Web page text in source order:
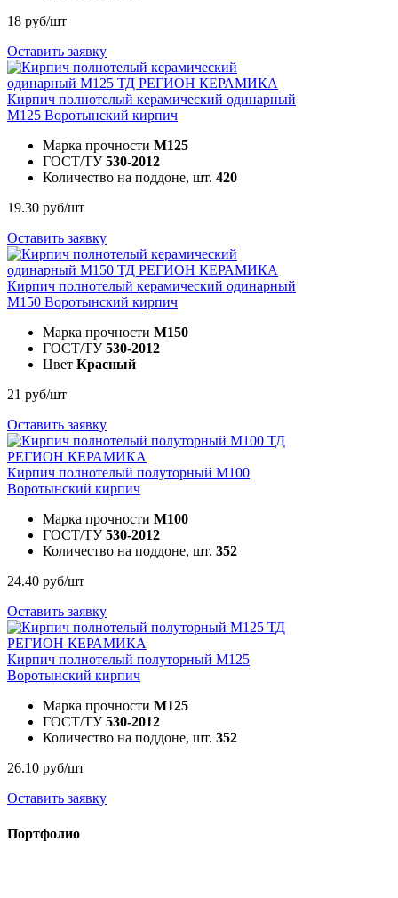
18 руб/шт
Оставить заявку
Кирпич полнотелый керамический одинарный
М125 Воротынский кирпич
Марка прочности M125
ГОСТ/ТУ 530-2012
Количество на поддоне, шт. 420
19.30 руб/шт
Оставить заявку
Кирпич полнотелый керамический одинарный
М150 Воротынский кирпич
Марка прочности M150
ГОСТ/ТУ 530-2012
Цвет Красный
21 руб/шт
Оставить заявку
Кирпич полнотелый полуторный М100
Воротынский кирпич
Марка прочности M100
ГОСТ/ТУ 530-2012
Количество на поддоне, шт. 352
24.40 руб/шт
Оставить заявку
Кирпич полнотелый полуторный М125
Воротынский кирпич
Марка прочности M125
ГОСТ/ТУ 530-2012
Количество на поддоне, шт. 352
26.10 руб/шт
Оставить заявку
Портфолио